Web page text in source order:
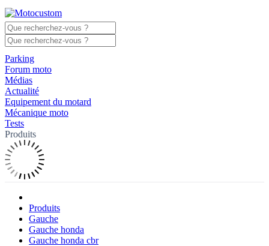
Parking
Forum moto
Médias
Actualité
Equipement du motard
Mécanique moto
Tests
Produits
Produits
Gauche
Gauche honda
Gauche honda cbr